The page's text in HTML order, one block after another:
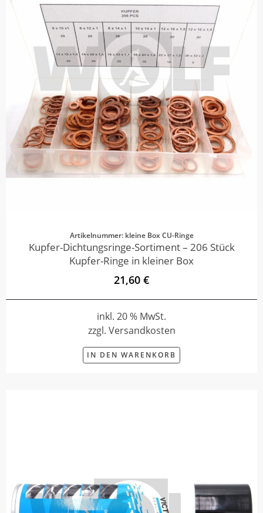
Artikelnummer: kleine Box CU-Ringe
Kupfer-Dichtungsringe-Sortiment – 206 Stück
Kupfer-Ringe in kleiner Box
21,60 €
inkl. 20 % MwSt.
zzgl. Versandkosten
IN DEN WARENKORB